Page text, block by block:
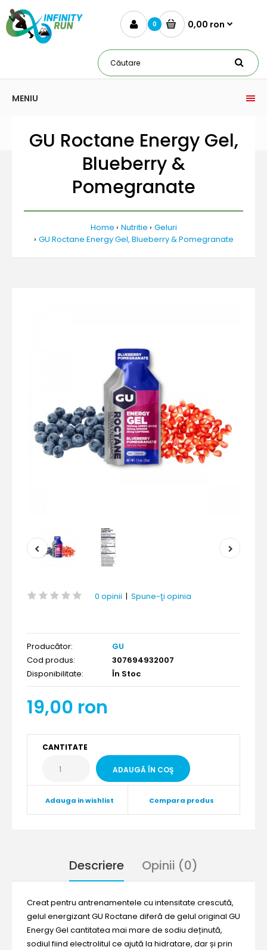
0 0,00 ron
MENIU
GU Roctane Energy Gel,
Blueberry &
Pomegranate
Home Nutritie
Geluri
GU Roctane Energy Gel, Blueberry & Pomegranate
0 opinii | Spune-ţi opinia
Producător:
GU
Cod produs:
307694932007
Disponibilitate:
În Stoc
19,00 ron
CANTITATE
Adauga in wishlist Compara produs
Descriere Opinii (0)
Creat pentru antrenamentele cu intensitate crescută,
gelul energizant GU Roctane diferă de gelul original GU
Energy Gel cantitatea mai mare de sodiu deținută,
sodiul fiind electrolitul ce ajută la hidratare, dar și prin